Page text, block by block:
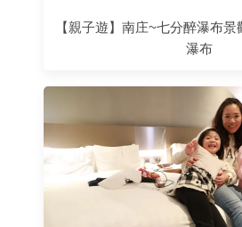
【親子遊】南庄~七分醉瀑布
瀑布